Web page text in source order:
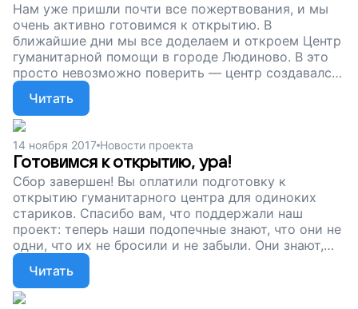
Нам уже пришли почти все пожертвования, и мы
очень активно готовимся к открытию. В
ближайшие дни мы все доделаем и откроем Центр
гуманитарной помощи в городе Людиново. В это
просто невозможно поверить — центр создавался
с нуля, на пожертвования, даже ткань на штору в
примерочной нам отдали. Спасибо вам за то, что
изменили жизнь людей, которым сейчас очень
непросто.
Читать
14 ноября 2017 Новости проекта
Готовимся к открытию, ура!
Сбор завершен! Вы оплатили подготовку к
открытию гуманитарного центра для одиноких
стариков. Спасибо вам, что поддержали наш
проект: теперь наши подопечные знают, что они не
одни, что их не бросили и не забыли. Они знают,
что если им что-то нужно, но нет денег или сил, им
есть, куда пойти.
Читать